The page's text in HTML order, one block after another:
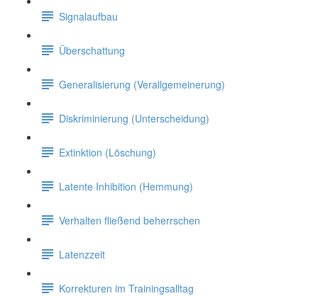
Signalaufbau
Überschattung
Generalisierung (Verallgemeinerung)
Diskriminierung (Unterscheidung)
Extinktion (Löschung)
Latente Inhibition (Hemmung)
Verhalten fließend beherrschen
Latenzzeit
Korrekturen im Trainingsalltag